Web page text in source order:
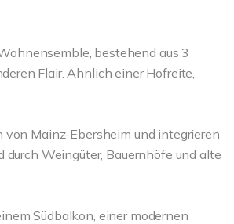
bestehend aus 3
Flair. Ähnlich einer Hofreite,
Mainz-Ebersheim und integrieren
Weingüter, Bauernhöfe und alte
Südbalkon, einer modernen